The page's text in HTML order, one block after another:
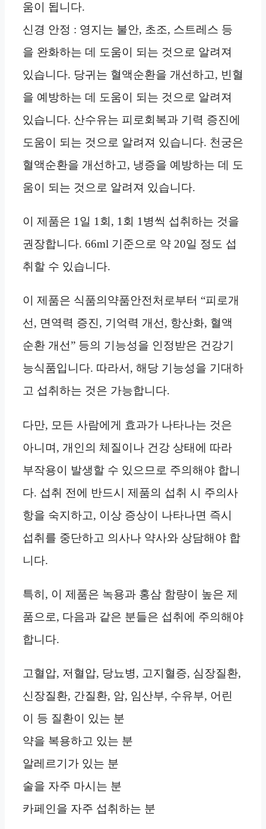
움이 됩니다.
신경 안정 : 영지는 불안, 초조, 스트레스 등
을 완화하는 데 도움이 되는 것으로 알려져
있습니다. 당귀는 혈액순환을 개선하고, 빈혈
을 예방하는 데 도움이 되는 것으로 알려져
있습니다. 산수유는 피로회복과 기력 증진에
도움이 되는 것으로 알려져 있습니다. 천궁은
혈액순환을 개선하고, 냉증을 예방하는 데 도
움이 되는 것으로 알려져 있습니다.
이 제품은 1일 1회, 1회 1병씩 섭취하는 것을
권장합니다. 66ml 기준으로 약 20일 정도 섭
취할 수 있습니다.
이 제품은 식품의약품안전처로부터 “피로개
선, 면역력 증진, 기억력 개선, 항산화, 혈액
순환 개선” 등의 기능성을 인정받은 건강기
능식품입니다. 따라서, 해당 기능성을 기대하
고 섭취하는 것은 가능합니다.
다만, 모든 사람에게 효과가 나타나는 것은
아니며, 개인의 체질이나 건강 상태에 따라
부작용이 발생할 수 있으므로 주의해야 합니
다. 섭취 전에 반드시 제품의 섭취 시 주의사
항을 숙지하고, 이상 증상이 나타나면 즉시
섭취를 중단하고 의사나 약사와 상담해야 합
니다.
특히, 이 제품은 녹용과 홍삼 함량이 높은 제
품으로, 다음과 같은 분들은 섭취에 주의해야
합니다.
고혈압, 저혈압, 당뇨병, 고지혈증, 심장질환,
신장질환, 간질환, 암, 임산부, 수유부, 어린
이 등 질환이 있는 분
약을 복용하고 있는 분
알레르기가 있는 분
술을 자주 마시는 분
카페인을 자주 섭취하는 분